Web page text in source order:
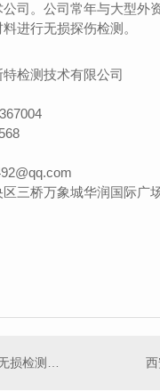
司。公司常年与大型外
进行无损探伤检测。
检测技术有限公司
三桥万象城华润国际广